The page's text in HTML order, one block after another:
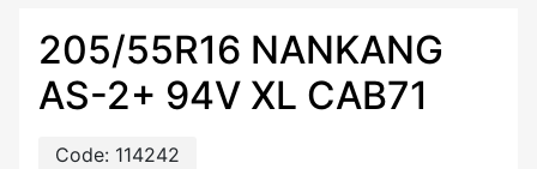
205/55R16 NANKANG
AS-2+ 94V XL CAB71
Code: 114242